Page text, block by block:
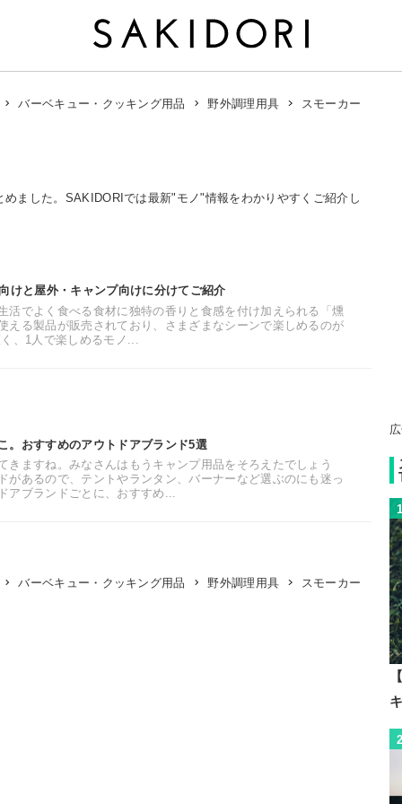
バーベキュー・クッキング用品 野外調理用具 スモーカー
ました。SAKIDORIでは最新"モノ"情報をわかりやすくご紹介し
けと屋外・キャンプ向けに分けてご紹介
活でよく食べる食材に独特の香りと食感を付け加えられる「燻
える製品が販売されており、さまざまなシーンで楽しめるのが
、1人で楽しめるモノ...
。おすすめのアウトドアブランド5選
きますね。みなさんはもうキャンプ用品をそろえたでしょう
があるので、テントやランタン、バーナーなど選ぶのにも迷っ
アブランドごとに、おすすめ...
バーベキュー・クッキング用品 野外調理用具 スモーカー